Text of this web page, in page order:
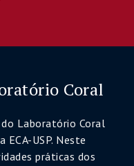
Coral
Laboratório Coral
USP. Neste
práticas dos